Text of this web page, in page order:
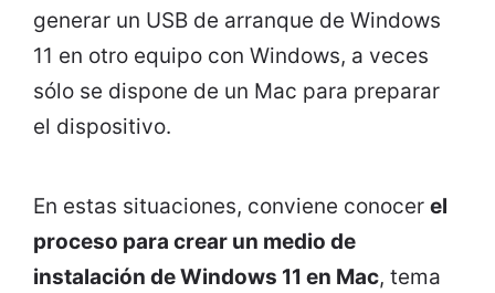
generar un USB de arranque de Windows
11 en otro equipo con Windows, a veces
sólo se dispone de un Mac para preparar
el dispositivo.
En estas situaciones, conviene conocer el
proceso para crear un medio de
instalación de Windows 11 en Mac, tema